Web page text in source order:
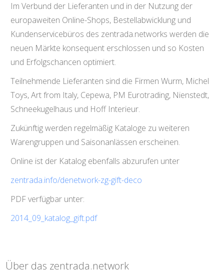
Im Verbund der Lieferanten und in der Nutzung der
europaweiten Online-Shops, Bestellabwicklung und
Kundenservicebüros des zentrada.networks werden die
neuen Märkte konsequent erschlossen und so Kosten
und Erfolgschancen optimiert.
Teilnehmende Lieferanten sind die Firmen Wurm, Michel
Toys, Art from Italy, Cepewa, PM Eurotrading, Nienstedt,
Schneekugelhaus und Hoff Interieur.
Zukünftig werden regelmäßig Kataloge zu weiteren
Warengruppen und Saisonanlässen erscheinen.
Online ist der Katalog ebenfalls abzurufen unter
zentrada.info/denetwork-zg-gift-deco
PDF verfügbar unter:
2014_09_katalog_gift.pdf
Über das zentrada.network